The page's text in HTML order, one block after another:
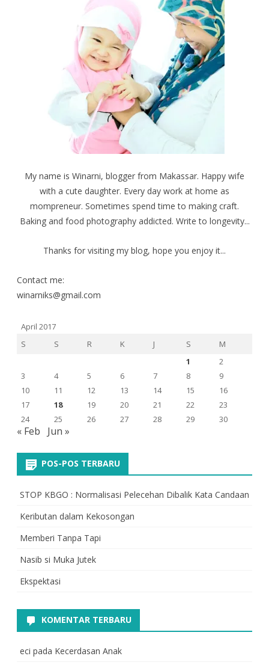
My name is Winarni, blogger from Makassar. Happy wife
with a cute daughter. Every day work at home as
mompreneur. Sometimes spend time to making craft.
Baking and food photography addicted. Write to longevity...
Thanks for visiting my blog, hope you enjoy it...
Contact me:
winarniks@gmail.com
April 2017
S
S R K J S
M
1
2
3
4 5 6 7 8
9
10
11 12 13 14 15
16
17
18 19 20 21 22
23
24
25 26 27 28 29 30
« Feb Jun »
POS-POS TERBARU
STOP KBGO : Normalisasi Pelecehan Dibalik Kata Candaan
Keributan dalam Kekosongan
Memberi Tanpa Tapi
Nasib si Muka Jutek
Ekspektasi
KOMENTAR TERBARU
eci pada Kecerdasan Anak